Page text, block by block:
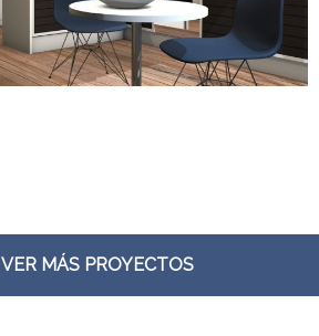
VER MÁS PROYECTOS